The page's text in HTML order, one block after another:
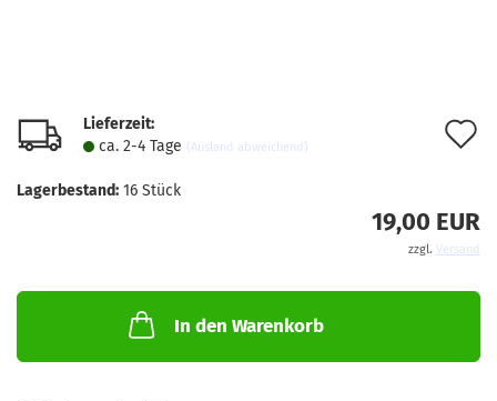
Lieferzeit:
ca. 2-4 Tage (Ausland abweichend)
Lagerbestand: 16 Stück
19,00 EUR
zzgl. Versand
In den Warenkorb